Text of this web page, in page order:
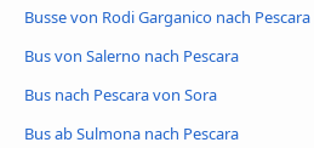
Busse von Rodi Garganico nach Pescara
Bus von Salerno nach Pescara
Bus nach Pescara von Sora
Bus ab Sulmona nach Pescara